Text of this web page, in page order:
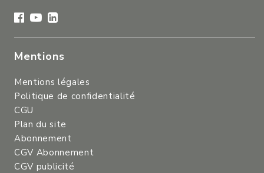
Mentions
Mentions légales
Politique de confidentialité
CGU
Plan du site
Abonnement
CGV Abonnement
CGV publicité